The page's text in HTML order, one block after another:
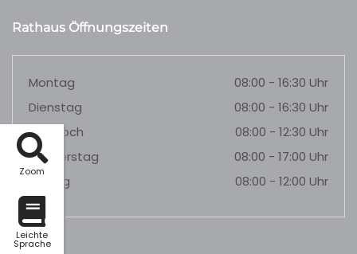
Zoom
Leichte
Sprache
Rathaus Öffnungszeiten
Montag
08:00 - 16:30 Uhr
Dienstag
08:00 - 16:30 Uhr
Mittwoch
08:00 - 12:30 Uhr
Donnerstag
08:00 - 17:00 Uhr
Freitag
08:00 - 12:00 Uhr